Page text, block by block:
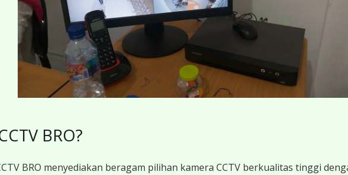
BRO?
BRO menyediakan beragam pilihan kamera CCTV berkualitas tinggi